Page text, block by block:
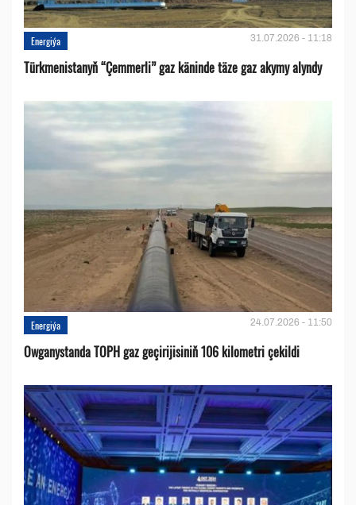
Energiýa 31.07.2026 - 11:18
Türkmenistanyň “Çemmerli” gaz käninde täze gaz akymy alyndy
Energiýa 24.07.2026 - 11:50
Owganystanda TOPH gaz geçirijisiniň 106 kilometri çekildi